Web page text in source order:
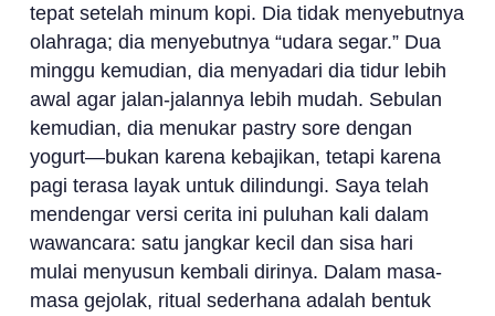
tepat setelah minum kopi. Dia tidak menyebutnya
olahraga; dia menyebutnya “udara segar.” Dua
minggu kemudian, dia menyadari dia tidur lebih
awal agar jalan-jalannya lebih mudah. Sebulan
kemudian, dia menukar pastry sore dengan
yogurt—bukan karena kebajikan, tetapi karena
pagi terasa layak untuk dilindungi. Saya telah
mendengar versi cerita ini puluhan kali dalam
wawancara: satu jangkar kecil dan sisa hari
mulai menyusun kembali dirinya. Dalam masa-
masa gejolak, ritual sederhana adalah bentuk